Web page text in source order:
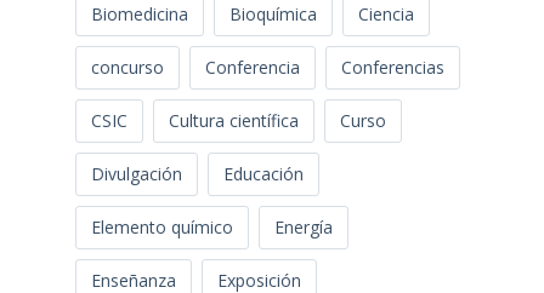
Biomedicina Bioquímica Ciencia
concurso Conferencia Conferencias
CSIC Cultura científica Curso
Divulgación Educación
Elemento químico Energía
Enseñanza Exposición